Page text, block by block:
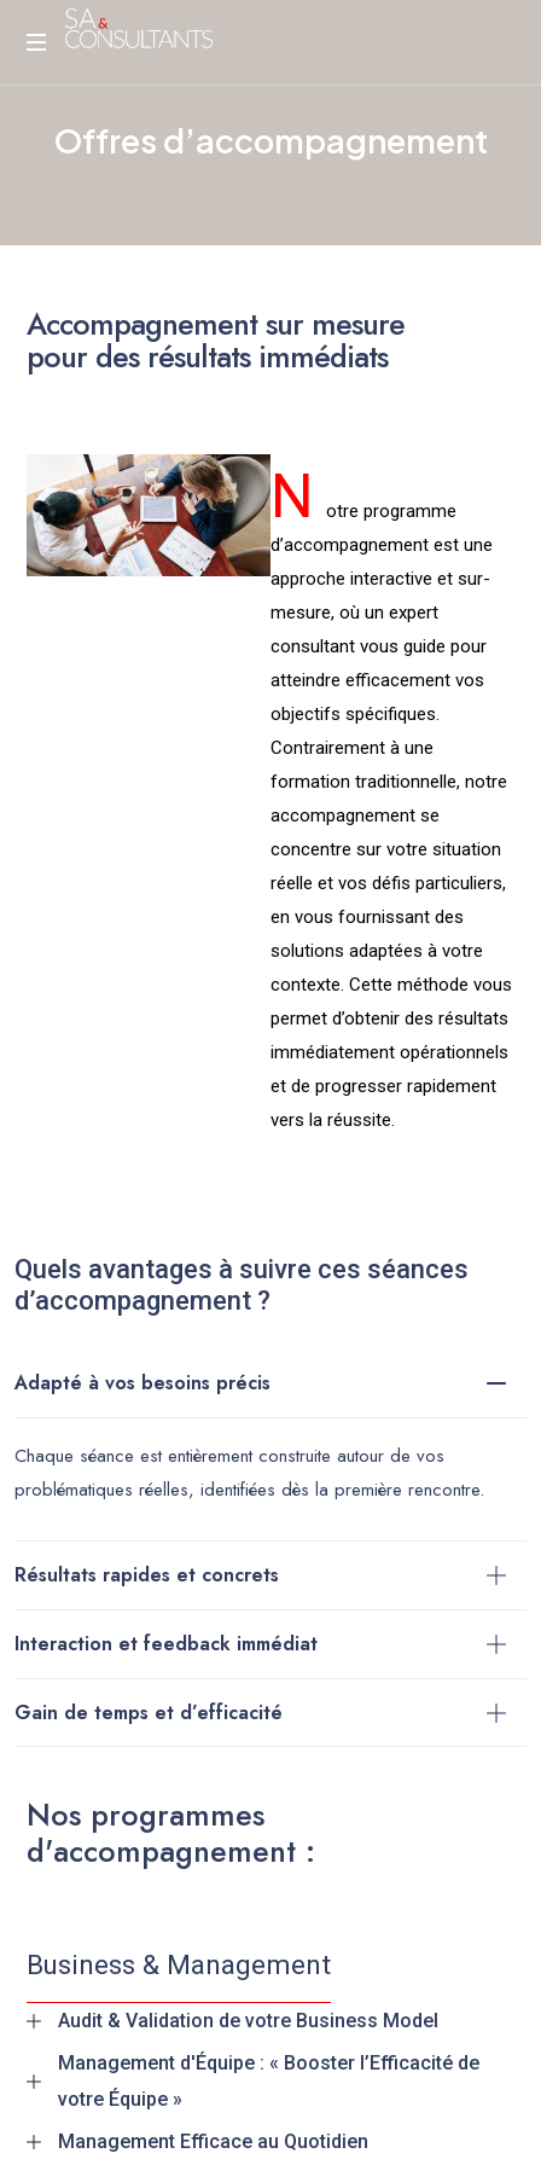
Offres d’accompagnement
Accompagnementsur mesure
pour des résultats immédiats
N
otre programme
d’accompagnement est une
approche interactive et sur-
mesure, où un expert
consultant vous guide pour
atteindre efficacement vos
objectifs spécifiques.
Contrairement à une
formation traditionnelle, notre
accompagnement se
concentre sur votre situation
réelle et vos défis particuliers,
en vous fournissant des
solutions adaptées à votre
contexte. Cette méthode vous
permet d’obtenir des résultats
immédiatement opérationnels
et de progresser rapidement
vers la réussite.
Quels avantages à suivre ces séances
d’accompagnement ?
Adapté à vos besoins précis
Chaque séance est entièrement construite autour de vos
problématiques réelles, identifiées dès la première rencontre.
Résultats rapides et concrets
Interaction et feedback immédiat
Gain de temps et d’efficacité
Nos programmes
d'accompagnement :
Business & Management
Audit & Validation de votre Business Model
Management d'Équipe : « Booster l’Efficacité de
votre Équipe »
Management Efficace au Quotidien